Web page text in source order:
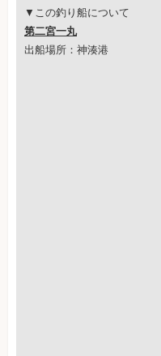
▼この釣り船について
第二宮一丸
出船場所：神湊港